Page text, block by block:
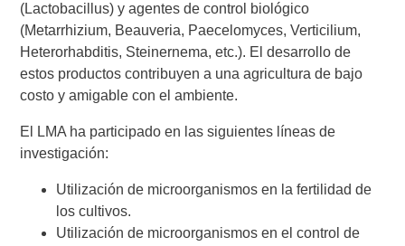
(Lactobacillus) y agentes de control biológico
(Metarrhizium, Beauveria, Paecelomyces, Verticilium,
Heterorhabditis, Steinernema, etc.). El desarrollo de
estos productos contribuyen a una agricultura de bajo
costo y amigable con el ambiente.
El LMA ha participado en las siguientes líneas de
investigación:
Utilización de microorganismos en la fertilidad de
los cultivos.
Utilización de microorganismos en el control de